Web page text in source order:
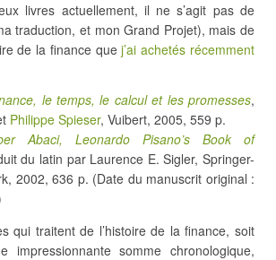
livres actuellement, il ne s’agit pas de
traduction, et mon Grand Projet), mais de
de la finance quej’ai achetés récemment
le temps, le calcul et les promesses,
Philippe Spieser, Vuibert, 2005, 559 p.
Abaci, Leonardo Pisano’s Book of
du latin par Laurence E. Sigler, Springer-
2002, 636 p. (Date du manuscrit original :
qui traitent de l’histoire de la finance, soit
impressionnante somme chronologique,